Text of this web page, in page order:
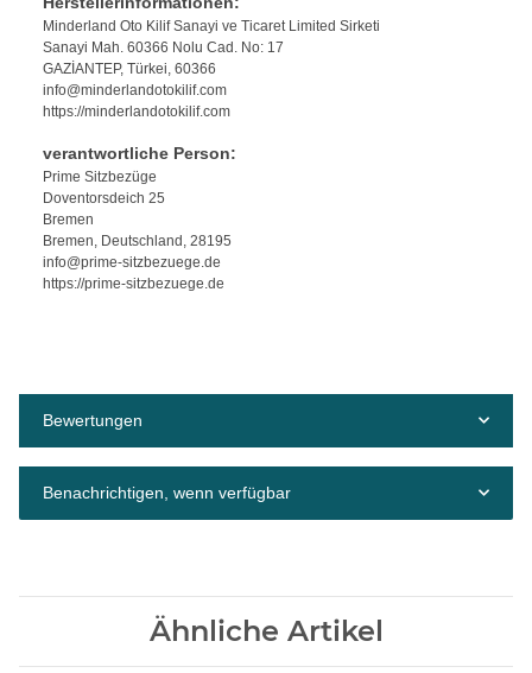
Minderland Oto Kilif Sanayi ve Ticaret Limited Sirketi
Sanayi Mah. 60366 Nolu Cad. No: 17
GAZİANTEP, Türkei, 60366
info@minderlandotokilif.com
https://minderlandotokilif.com
verantwortliche Person:
Prime Sitzbezüge
Doventorsdeich 25
Bremen
Bremen, Deutschland, 28195
info@prime-sitzbezuege.de
https://prime-sitzbezuege.de
Bewertungen
Benachrichtigen, wenn verfügbar
Ähnliche Artikel